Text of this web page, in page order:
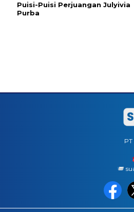
Puisi-Puisi Perjuangan Julyivia
Purba